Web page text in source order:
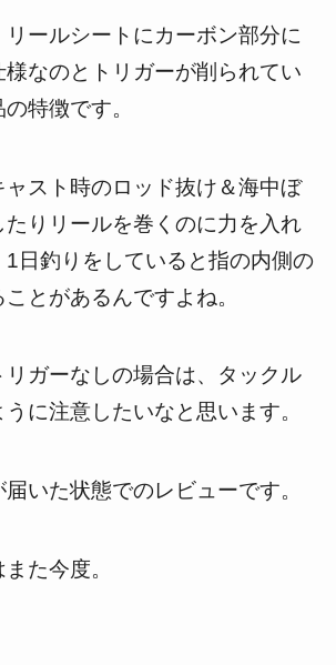
ールシートにカーボン部分に
様なのとトリガーが削られてい
特徴です。
ャスト時のロッド抜け＆海中ぼ
たりリールを巻くのに力を入れ
日釣りをしていると指の内側の
とがあるんですよね。
ガーなしの場合は、タックル
に注意したいなと思います。
いた状態でのレビューです。
た今度。